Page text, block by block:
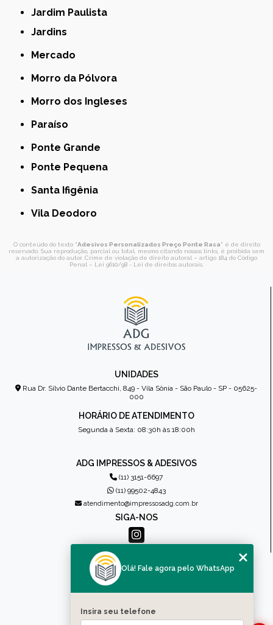
Jardim Paulista
Jardins
Mercado
Morro da Pólvora
Morro dos Ingleses
Paraíso
Ponte Grande
Ponte Pequena
Santa Ifigênia
Vila Deodoro
O conteúdo do texto "Adesivos Personalizados Preço Ponte Rasa" é de direito
reservado. Sua reprodução, parcial ou total, mesmo citando nossos links, é proibida sem
a autorização do autor. Crime de violação de direito autoral – artigo 184 do Código
Penal – Lei 9610/98 - Lei de direitos autorais.
UNIDADES
Rua Dr. Sílvio Dante Bertacchi, 849 - Vila Sônia - São Paulo - SP - 05625-
000
HORÁRIO DE ATENDIMENTO
Segunda à Sexta: 08:30h às 18:00h
ADG IMPRESSOS & ADESIVOS
(11) 3151-6697
(11) 99502-4843
atendimento@impressosadg.com.br
SIGA-NOS
MENU
QUEM SOMOS
PRODUTOS
CONTATO
Olá! Fale agora pelo WhatsApp
Insira seu telefone